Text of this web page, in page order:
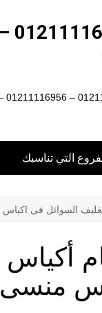
تعبئة وتغليف 01211116954 –
ماكينات التعبئة و
التي تناسبك
منسى